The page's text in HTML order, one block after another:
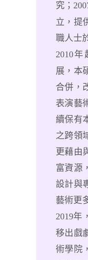
究；
立，提
職人士
2010年
展，本
合併，
表演藝
續保有
之跨領
更藉由
富資源
設計與
藝術更
2019年
移出戲
術學院